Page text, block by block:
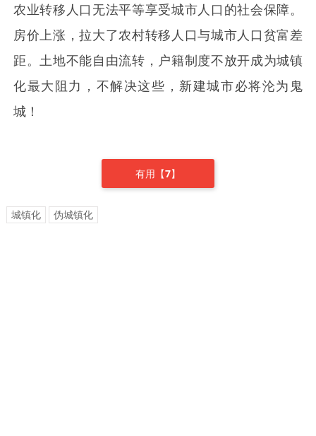
农业转移人口无法平等享受城市人口的社会保障。
房价上涨，拉大了农村转移人口与城市人口贫富差
距。土地不能自由流转，户籍制度不放开成为城镇
化最大阻力，不解决这些，新建城市必将沦为鬼
城！
有用【7】
城镇化 伪城镇化